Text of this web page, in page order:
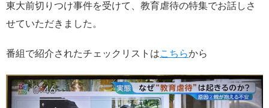
東大前切りつけ事件を受けて、教育虐待の特集でお話しさ
せていただきました。
番組で紹介されたチェックリストはこちらから